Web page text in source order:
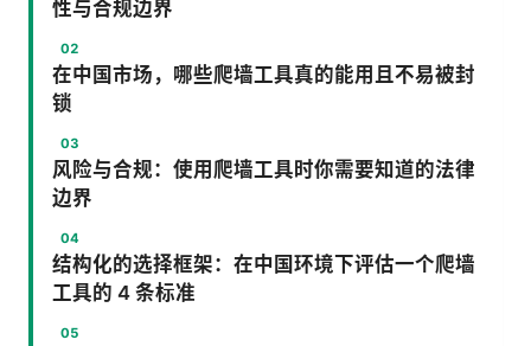
性与合规边界
在中国市场，哪些爬墙工具真的能用且不易被封
锁
风险与合规：使用爬墙工具时你需要知道的法律
边界
结构化的选择框架：在中国环境下评估一个爬墙
工具的 4 条标准